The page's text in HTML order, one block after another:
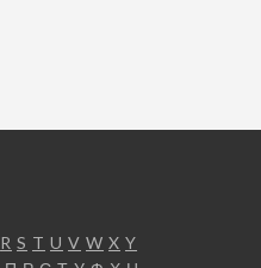
R S T U V W X Y